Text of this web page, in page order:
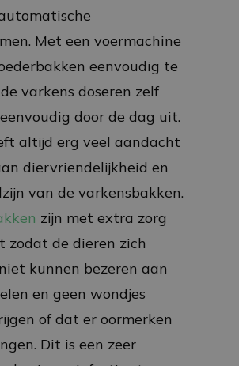
Met een voermachine
eenvoudig te
varkens doseren zelf
door de dag uit.
altijd erg veel aandacht
diervriendelijkheid en
van de varkensbakken.
zijn met extra zorg
zodat de dieren zich
kunnen bezeren aan
en geen wondjes
of dat er oormerken
Dit is een zeer